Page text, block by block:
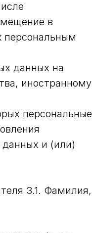
в
персональным
данных на
иностранному
персональные
и (или)
3.1. Фамилия,